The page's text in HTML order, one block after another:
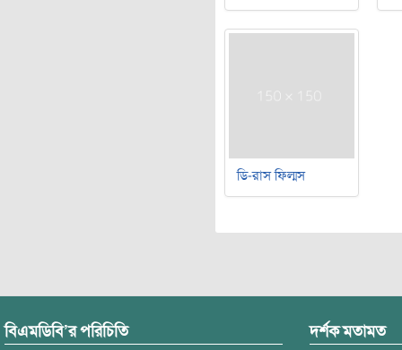
ডি-রাস ফিল্মস
বিএমডিবি’র পরিচিতি দর্শক মতামত